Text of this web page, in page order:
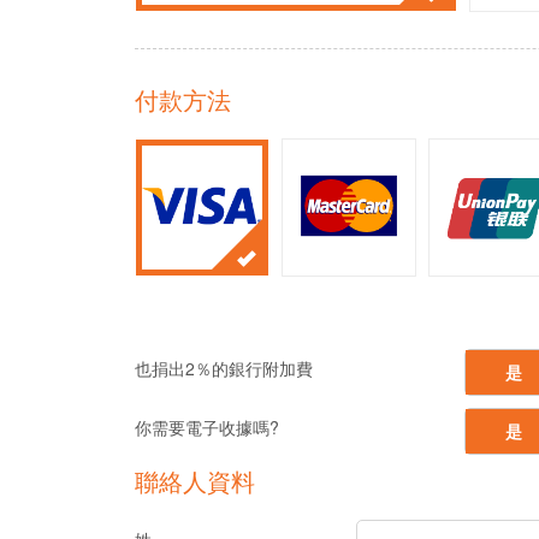
付款方法
也捐出2％的銀行附加費 是
你需要電子收據嗎? 是
聯絡人資料